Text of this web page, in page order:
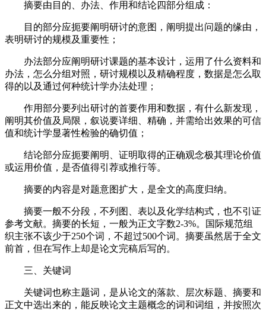
摘要由目的、办法、作用和结论四部分组成：
目的部分应扼要阐明研讨的意图，阐明提出问题的缘由，
表明研讨的规模及重要性；
办法部分应阐明研讨课题的基本设计，运用了什么资料和
办法，怎么分组对照，研讨规模以及精确程度，数据是怎么取
得的以及通过何种统计学办法处理；
作用部分要列出研讨的首要作用和数据，有什么新发现，
阐明其价值及局限，叙说要详细、精确，并需给出效果的可信
值和统计学显著性检验的确切值；
结论部分应扼要阐明、证明取得的正确观念极其理论价值
或运用价值，是否值得引荐或推行等。
摘要的内容是对题意图扩大，是全文的高度归纳。
摘要一般不分段，不列图、表以及化学结构式，也不引证
参考文献。摘要的长短，一般为正文字数2-3%。国际规范组
织主张不该少于250个词，不超过500个词。摘要虽然居于全文
前首，但在写作上却是论文完稿后写的。
三、关键词
关键词也称主题词，是从论文的落款、层次标题、摘要和
正文中选出来的，能反映论文主题概念的词和词组，并按照次